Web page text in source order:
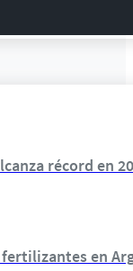
récord en
en